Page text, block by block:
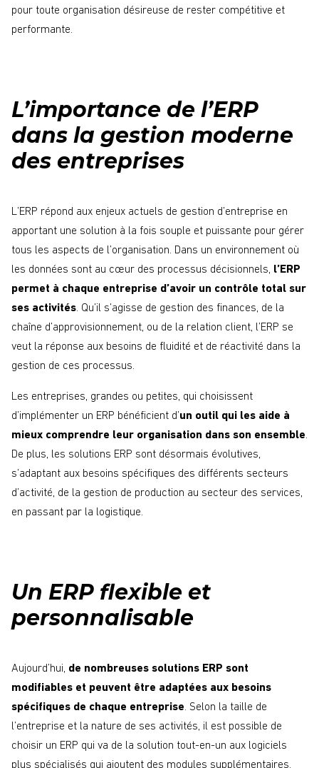
pour toute organisation désireuse de rester compétitive et
performante.
L’importance de l’ERP
dans la gestion moderne
des entreprises
L’ERP répond aux enjeux actuels de gestion d’entreprise en
apportant une solution à la fois souple et puissante pour gérer
tous les aspects de l’organisation. Dans un environnement où
les données sont au cœur des processus décisionnels, l’ERP
permet à chaque entreprise d’avoir un contrôle total sur
ses activités. Qu’il s’agisse de gestion des finances, de la
chaîne d’approvisionnement, ou de la relation client, l’ERP se
veut la réponse aux besoins de fluidité et de réactivité dans la
gestion de ces processus.
Les entreprises, grandes ou petites, qui choisissent
d’implémenter un ERP bénéficient d’un outil qui les aide à
mieux comprendre leur organisation dans son ensemble.
De plus, les solutions ERP sont désormais évolutives,
s’adaptant aux besoins spécifiques des différents secteurs
d’activité, de la gestion de production au secteur des services,
en passant par la logistique.
Un ERP flexible et
personnalisable
Aujourd’hui, de nombreuses solutions ERP sont
modifiables et peuvent être adaptées aux besoins
spécifiques de chaque entreprise. Selon la taille de
l’entreprise et la nature de ses activités, il est possible de
choisir un ERP qui va de la solution tout-en-un aux logiciels
plus spécialisés qui ajoutent des modules supplémentaires.